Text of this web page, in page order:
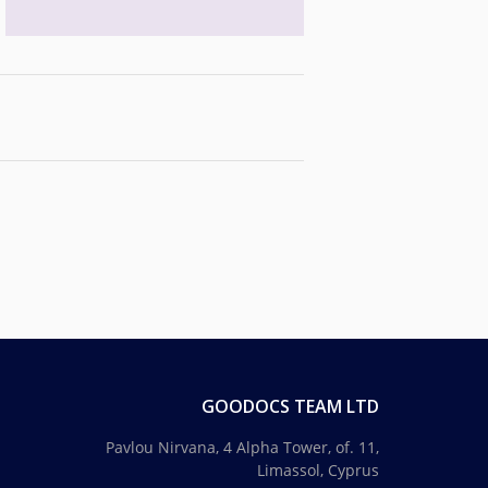
GOODOCS TEAM LTD
Pavlou Nirvana, 4 Alpha Tower, of. 11,
Limassol, Cyprus